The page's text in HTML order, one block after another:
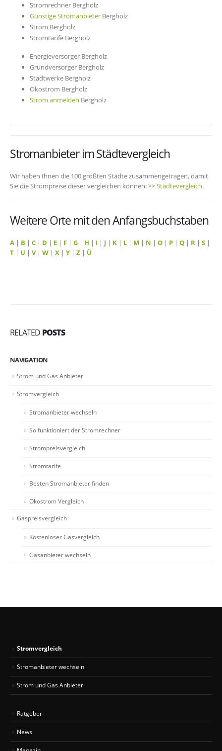
Stromrechner Bergholz
Günstige Stromanbieter Bergholz
Strom Bergholz
Stromtarife Bergholz
Energieversorger Bergholz
Grundversorger Bergholz
Stadtwerke Bergholz
Ökostrom Bergholz
Strom anmelden Bergholz
Stromanbieter im Städtevergleich
Wir haben Ihnen die 100 größten Städte zusammengetragen, damit
Sie die Strompreise dieser vergleichen können: >>Städtevergleich.
Weitere Orte mit den Anfangsbuchstaben
A | B | C | D | E | F | G | H | I | J | K | L | M | N | O | P | Q | R | S |
T | U | V| W | X | Y | Z | Ü
RELATED POSTS
NAVIGATION
Strom und Gas Anbieter
Stromvergleich
Stromanbieter wechseln
So funktioniert der Stromrechner
Strompreisvergleich
Stromtarife
Besten Stromanbieter finden
Ökostrom Vergleich
Gaspreisvergleich
Kostenloser Gasvergleich
Gasanbieter wechseln
Stromvergleich
Stromanbieter wechseln
Strom und Gas Anbieter
Ratgeber
News